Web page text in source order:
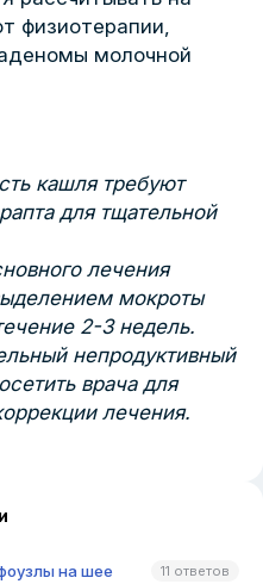
физиотерапии,
молочной
кашля требуют
для тщательной
лечения
мокроты
2-3 недель.
непродуктивный
врача для
лечения.
на шее 11 ответов